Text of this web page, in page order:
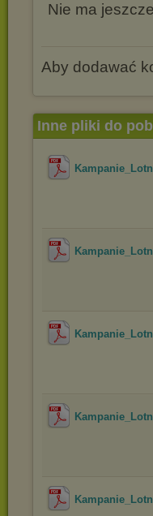
Nie ma
Aby dodawać
Inne pliki do